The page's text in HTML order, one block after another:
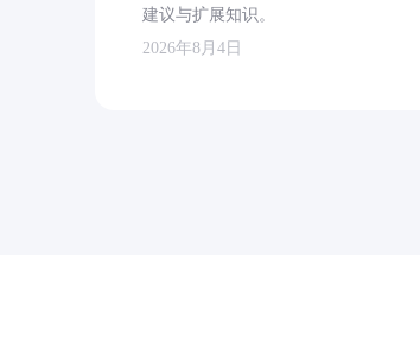
建议与扩展知识。
2026年8月4日